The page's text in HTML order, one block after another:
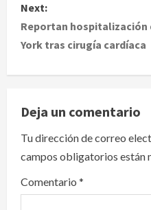
t
n
a
v
i
g
a
Next:
Reportan hospitalización
York tras cirugía cardíaca
Deja un comentario
Tu dirección de correo
campos obligatorios están
Comentario *